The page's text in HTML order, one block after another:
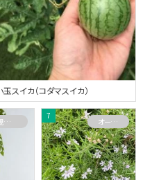
玉スイカ（コダマスイカ）
観葉植物 オーストラリアプランツ